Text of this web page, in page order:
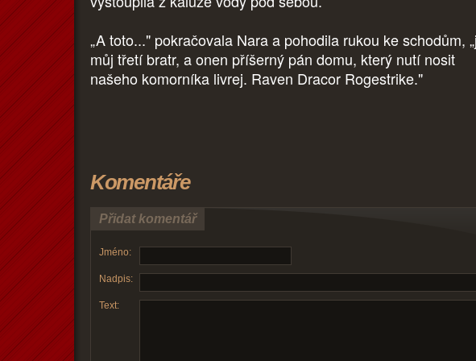
„A toto..." pokračovala Nara a pohodila rukou ke schodům,
můj třetí bratr, a onen příšerný pán domu, který nutí nosit
našeho komorníka livrej. Raven Dracor Rogestrike."
Komentáře
Přidat komentář
Jméno:
Nadpis:
Text: